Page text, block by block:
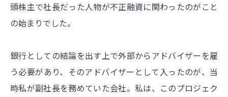
頭株主で社長だった人物が不正融資に関わったのがこと
の始まりでした。
銀行としての結論を出す上で外部からアドバイザーを雇
う必要があり、そのアドバイザーとして入ったのが、当
時私が副社長を務めていた会社。私は、このプロジェク